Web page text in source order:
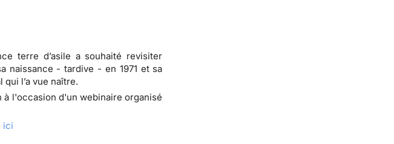
terre d’asile a souhaité revisiter
naissance - tardive - en 1971 et sa
l’a vue naître.
l'occasion d'un webinaire organisé
ici